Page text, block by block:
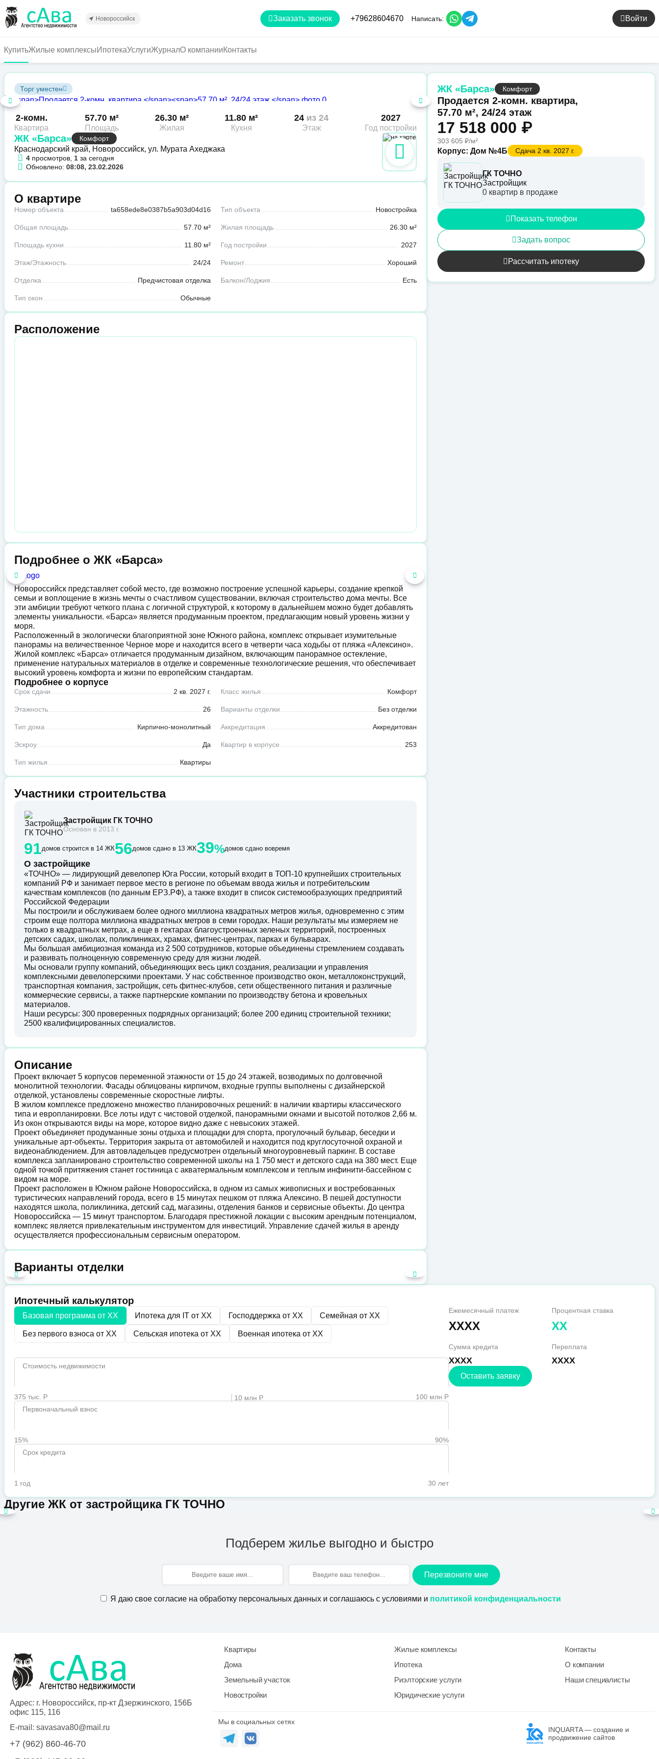
основному
Новороссийск Заказать звонок +79628604670 Написать: Войти
КупитьЖилые комплексыИпотекаУслугиЖурналО компанииКонтакты
Торг уместен
2-комн.
Квартира
57.70 м²
Площадь
26.30 м²
Жилая
11.80 м²
Кухня
24 из 24
Этаж
2027
Год постройки
ЖК «Барса» Комфорт
Краснодарский край, Новороссийск, ул. Мурата Ахеджака
4 просмотров, 1 за сегодня
Обновлено: 08:08, 23.02.2026
О квартире
Номер объекта ta658ede8e0387b5a903d04d16 Тип объекта Новостройка
Общая площадь 57.70 м² Жилая площадь 26.30 м²
Площадь кухни 11.80 м² Год постройки 2027
Этаж/Этажность 24/24 Ремонт Хороший
Отделка Предчистовая отделка Балкон/Лоджия Есть
Тип окон Обычные
Расположение
Подробнее о ЖК «Барса»
Новороссийск представляет собой место, где возможно построение успешной карьеры, создание крепкой
семьи и воплощение в жизнь мечты о счастливом существовании, включая строительство дома мечты. Все
эти амбиции требуют четкого плана с логичной структурой, к которому в дальнейшем можно будет добавлять
элементы уникальности. «Барса» является продуманным проектом, предлагающим новый уровень жизни у
моря.
Расположенный в экологически благоприятной зоне Южного района, комплекс открывает изумительные
панорамы на величественное Черное море и находится всего в четверти часа ходьбы от пляжа «Алексино».
Жилой комплекс «Барса» отличается продуманным дизайном, включающим панорамное остекление,
применение натуральных материалов в отделке и современные технологические решения, что обеспечивает
высокий уровень комфорта и жизни по европейским стандартам.
Подробнее о корпусе
Срок сдачи 2 кв. 2027 г. Класс жилья Комфорт
Этажность 26 Варианты отделки Без отделки
Тип дома Кирпично-монолитный Аккредитация Аккредитован
Эскроу Да Квартир в корпусе 253
Тип жилья Квартиры
Участники строительства
Застройщик ГК ТОЧНО
Основан в 2013 г.
91домов строится в 14 ЖК56домов сдано в 13 ЖК39%домов сдано вовремя
О застройщике
«ТОЧНО» — лидирующий девелопер Юга России, который входит в ТОП-10 крупнейших строительных
компаний РФ и занимает первое место в регионе по объемам ввода жилья и потребительским
качествам комплексов (по данным ЕРЗ.РФ), а также входит в список системообразующих предприятий
Российской Федерации
Мы построили и обслуживаем более одного миллиона квадратных метров жилья, одновременно с этим
строим еще полтора миллиона квадратных метров в семи городах. Наши результаты мы измеряем не
только в квадратных метрах, а еще в гектарах благоустроенных зеленых территорий, построенных
детских садах, школах, поликлиниках, храмах, фитнес-центрах, парках и бульварах.
Мы большая амбициозная команда из 2 500 сотрудников, которые объединены стремлением создавать
и развивать полноценную современную среду для жизни людей.
Мы основали группу компаний, объединяющих весь цикл создания, реализации и управления
комплексными девелоперскими проектами. У нас собственное производство окон, металлоконструкций,
транспортная компания, застройщик, сеть фитнес-клубов, сети общественного питания и различные
коммерческие сервисы, а также партнерские компании по производству бетона и кровельных
материалов.
Наши ресурсы: 300 проверенных подрядных организаций; более 200 единиц строительной техники;
2500 квалифицированных специалистов.
Описание
Проект включает 5 корпусов переменной этажности от 15 до 24 этажей, возводимых по долговечной
монолитной технологии. Фасады облицованы кирпичом, входные группы выполнены с дизайнерской
отделкой, установлены современные скоростные лифты.
В жилом комплексе предложено множество планировочных решений: в наличии квартиры классического
типа и европланировки. Все лоты идут с чистовой отделкой, панорамными окнами и высотой потолков 2,66 м.
Из окон открываются виды на море, которое видно даже с невысоких этажей.
Проект объединяет продуманные зоны отдыха и площадки для спорта, прогулочный бульвар, беседки и
уникальные арт-объекты. Территория закрыта от автомобилей и находится под круглосуточной охраной и
видеонаблюдением. Для автовладельцев предусмотрен отдельный многоуровневый паркинг. В составе
комплекса запланировано строительство современной школы на 1 750 мест и детского сада на 380 мест. Еще
одной точкой притяжения станет гостиница с акватермальным комплексом и теплым инфинити-бассейном с
видом на море.
Проект расположен в Южном районе Новороссийска, в одном из самых живописных и востребованных
туристических направлений города, всего в 15 минутах пешком от пляжа Алексино. В пешей доступности
находятся школа, поликлиника, детский сад, магазины, отделения банков и сервисные объекты. До центра
Новороссийска — 15 минут транспортом. Благодаря престижной локации с высоким арендным потенциалом,
комплекс является привлекательным инструментом для инвестиций. Управление сдачей жилья в аренду
осуществляется профессиональным сервисным оператором.
Варианты отделки
Продается 2-комн. квартира,
57.70 м², 24/24 этаж
17 518 000 ₽
303 605 ₽/м²
ЖК «Барса» Комфорт
Корпус: Дом №4Б Сдача 2 кв. 2027 г.
ГК ТОЧНО
Застройщик
0 квартир в продаже
Показать телефон
Задать вопрос
Рассчитать ипотеку
Ипотечный калькулятор
Базовая программа от XX Ипотека для IT от XX Господдержка от XX Семейная от XX
Без первого взноса от XX Сельская ипотека от XX Военная ипотека от XX
Стоимость недвижимости
375 тыс. Р 10 млн Р
100 млн Р
Первоначальный взнос
15%
90%
Срок кредита
1 год 30 лет
Ежемесячный платеж
XXXX
Процентная ставка
XX
Сумма кредита
XXXX
Переплата
XXXX
Оставить заявку
Другие ЖК от застройщика ГК ТОЧНО
Подберем жилье выгодно и быстро
Перезвоните мне
Я даю свое согласие на обработку персональных данных и соглашаюсь с условиями и политикой конфиденциальности
Адрес: г. Новороссийск, пр-кт Дзержинского, 156Б
офис 115, 116
E-mail: savasava80@mail.ru
+7 (962) 860-46-70
Квартиры
Дома
Земельный участок
Новостройки
Жилые комплексы
Ипотека
Риэлторские услуги
Юридические услуги
Контакты
О компании
Наши специалисты
Мы в социальных сетях
INQUARTA — создание и
продвижение сайтов